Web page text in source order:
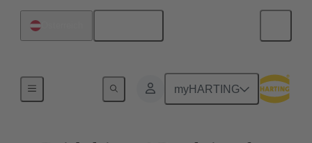
myHARTING
Kabelverschraubungen